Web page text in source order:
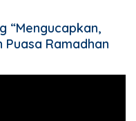
“Mengucapkan,
Ramadhan